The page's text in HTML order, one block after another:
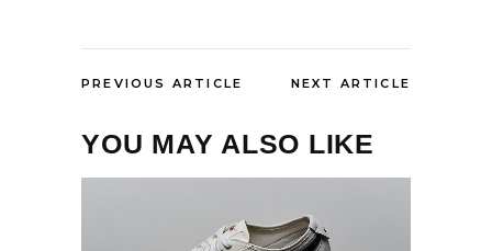
PREVIOUS ARTICLE NEXT ARTICLE
YOU MAY ALSO LIKE